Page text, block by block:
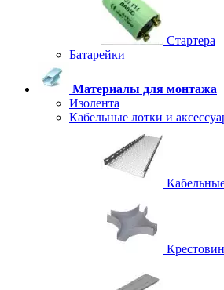
Стартера
Батарейки
Материалы для монтажа
Изолента
Кабельные лотки и